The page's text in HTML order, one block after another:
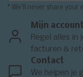
* We'll never share your
Mijn account
Regel alles in
facturen &
Contact
We helpen je